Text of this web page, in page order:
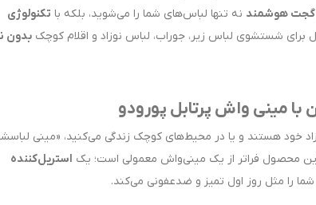
گجت هوشمند نه تنها لباس‌های شما را می‌شوید، بلکه با تکنولوژی
برای شستشوی لباس زیر، جوراب، لباس نوزاد و اقلام کوچک بدون
مینی واش پرتابل پورودو
خود هستند و یا در محیط‌های کوچک زندگی می‌کنید، «مینی
استریل‌کننده
را مثل روز اول تمیز و ضدعفونی می‌کند.